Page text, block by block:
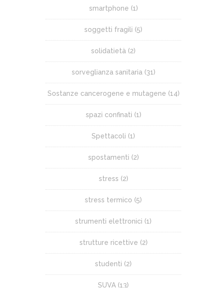
smartphone (1)
soggetti fragili (5)
solidatietà (2)
sorveglianza sanitaria(31)
Sostanze cancerogene e mutagene (14)
spazi confinati (1)
Spettacoli (1)
spostamenti (2)
stress (2)
stress termico (5)
strumenti elettronici (1)
strutture ricettive (2)
studenti (2)
SUVA (13)